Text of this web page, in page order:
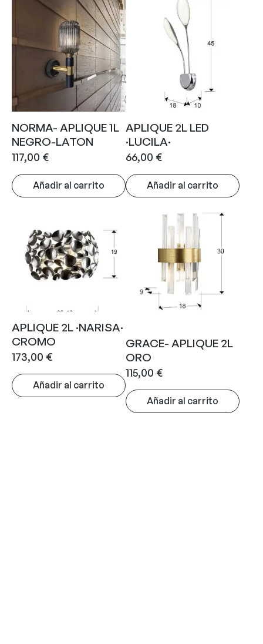
NORMA- APLIQUE 1L
NEGRO-LATON
117,00 €
Añadir al carrito
APLIQUE 2L LED
·LUCILA·
66,00 €
Añadir al carrito
APLIQUE 2L ·NARISA·
CROMO
173,00 €
Añadir al carrito
GRACE- APLIQUE 2L
ORO
115,00 €
Añadir al carrito